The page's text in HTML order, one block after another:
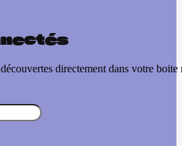
directement dans votre boite